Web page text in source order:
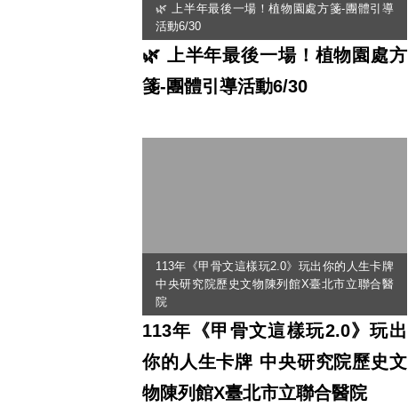
🌿 上半年最後一場！植物園處方箋-團體引導
活動6/30
🌿 上半年最後一場！植物園處方
箋-團體引導活動6/30
113年《甲骨文這樣玩2.0》玩出你的人生卡牌
中央研究院歷史文物陳列館X臺北市立聯合醫
院
113年《甲骨文這樣玩2.0》玩出
你的人生卡牌 中央研究院歷史文
物陳列館X臺北市立聯合醫院